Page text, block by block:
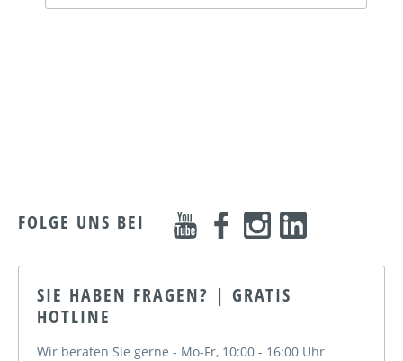
FOLGE UNS BEI
SIE HABEN FRAGEN? | GRATIS
HOTLINE
Wir beraten Sie gerne - Mo-Fr, 10:00 - 16:00 Uhr